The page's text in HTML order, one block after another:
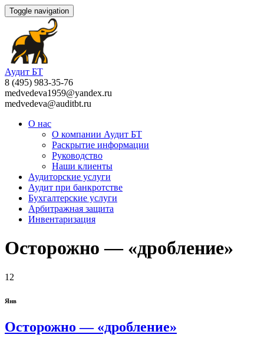
Toggle navigation
Аудит БТ
8 (495) 983-35-76
medvedeva1959@yandex.ru
medvedeva@auditbt.ru
О нас
О компании Аудит БТ
Раскрытие информации
Руководство
Наши клиенты
Аудиторские услуги
Аудит при банкротстве
Бухгалтерские услуги
Арбитражная защита
Инвентаризация
Осторожно — «дробление»
12
Янв
Осторожно — «дробление»